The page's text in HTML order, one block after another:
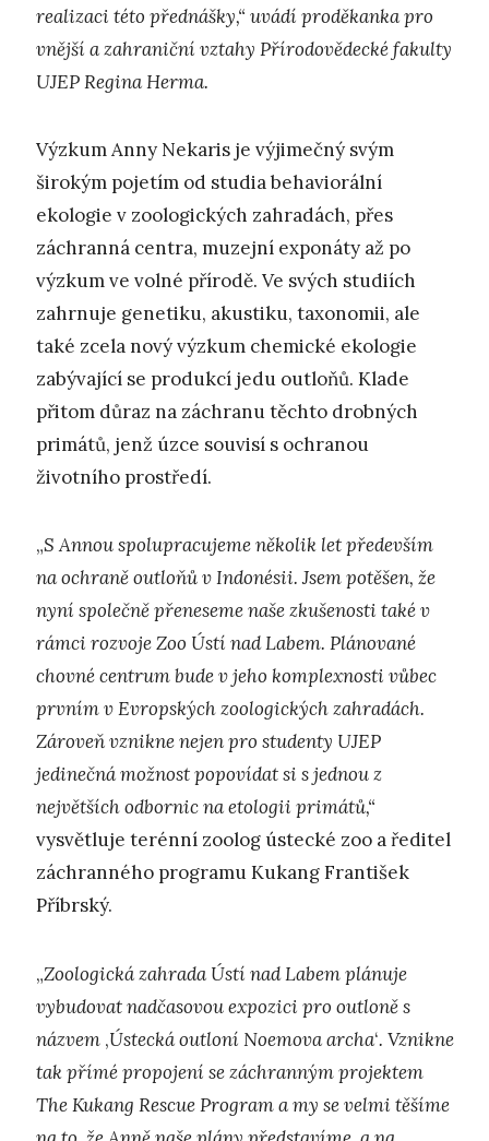
realizaci této přednášky,“ uvádí proděkanka pro
vnější a zahraniční vztahy Přírodovědecké fakulty
UJEP Regina Herma.
Výzkum Anny Nekaris je výjimečný svým
širokým pojetím od studia behaviorální
ekologie v zoologických zahradách, přes
záchranná centra, muzejní exponáty až po
výzkum ve volné přírodě. Ve svých studiích
zahrnuje genetiku, akustiku, taxonomii, ale
také zcela nový výzkum chemické ekologie
zabývající se produkcí jedu outloňů. Klade
přitom důraz na záchranu těchto drobných
primátů, jenž úzce souvisí s ochranou
životního prostředí.
„S Annou spolupracujeme několik let především
na ochraně outloňů v Indonésii. Jsem potěšen, že
nyní společně přeneseme naše zkušenosti také v
rámci rozvoje Zoo Ústí nad Labem. Plánované
chovné centrum bude v jeho komplexnosti vůbec
prvním v Evropských zoologických zahradách.
Zároveň vznikne nejen pro studenty UJEP
jedinečná možnost popovídat si s jednou z
největších odbornic na etologii primátů,“
vysvětluje terénní zoolog ústecké zoo a ředitel
záchranného programu Kukang František
Příbrský.
„Zoologická zahrada Ústí nad Labem plánuje
vybudovat nadčasovou expozici pro outloně s
názvem ,Ústecká outloní Noemova archa‘. Vznikne
tak přímé propojení se záchranným projektem
The Kukang Rescue Program a my se velmi těšíme